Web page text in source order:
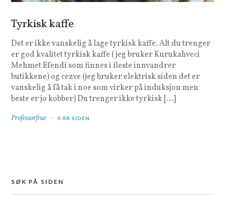
Tyrkisk kaffe
Det er ikke vanskelig å lage tyrkisk kaffe. Alt du trenger
er god kvalitet tyrkisk kaffe ( jeg bruker Kurukahveci
Mehmet Efendi som finnes i fleste innvandrer
butikkene) og cezve (jeg bruker elektrisk siden det er
vanskelig å få tak i noe som virker på induksjon men
beste er jo kobber) Du trenger ikke tyrkisk […]
Professorfrue 9 ÅR SIDEN
SØK PÅ SIDEN